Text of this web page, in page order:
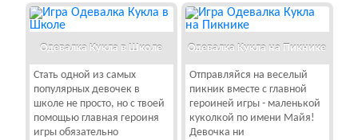
Одевалка Кукла в Школе
Стать одной из самых
популярных девочек в
школе не просто, но с твоей
помощью главная героиня
игры обязательно
Одевалка Кукла на Пикнике
Отправляйся на веселый
пикник вместе с главной
героиней игры - маленькой
куколкой по имени Майя!
Девочка ни